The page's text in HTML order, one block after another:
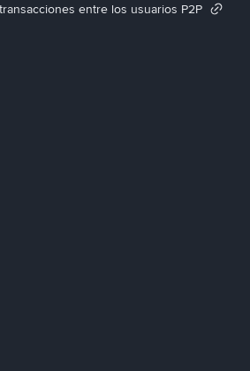
entre los usuarios P2P